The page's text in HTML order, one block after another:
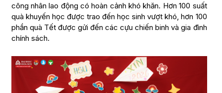
công nhân lao động có hoàn cảnh khó khăn. Hơn 100 suất
quà khuyến học được trao đến học sinh vượt khó, hơn 100
phần quà Tết được gửi đến các cựu chiến binh và gia đình
chính sách.